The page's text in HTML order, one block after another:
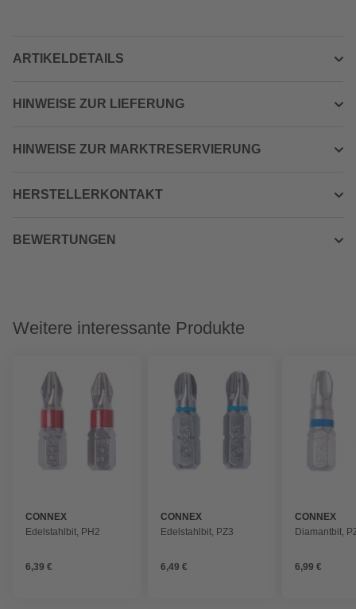
ARTIKELDETAILS
HINWEISE ZUR LIEFERUNG
HINWEISE ZUR MARKTRESERVIERUNG
HERSTELLERKONTAKT
BEWERTUNGEN
Weitere interessante Produkte
CONNEX
Edelstahlbit, PH2
6,39 €
CONNEX
Edelstahlbit, PZ3
6,49 €
CONNEX
Diamantbit,
6,99 €